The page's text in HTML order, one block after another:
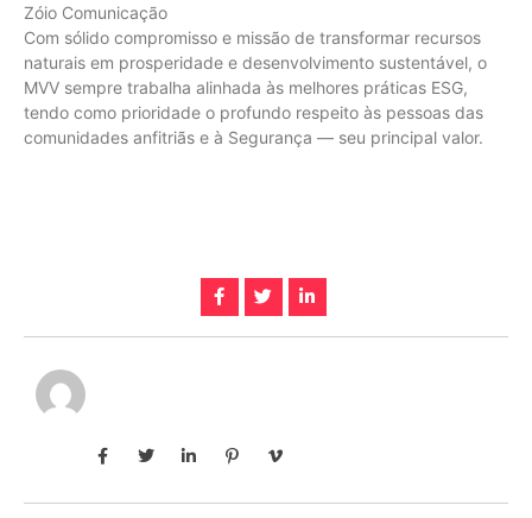
Zóio Comunicação
Com sólido compromisso e missão de transformar recursos
naturais em prosperidade e desenvolvimento sustentável, o
MVV sempre trabalha alinhada às melhores práticas ESG,
tendo como prioridade o profundo respeito às pessoas das
comunidades anfitriãs e à Segurança — seu principal valor.